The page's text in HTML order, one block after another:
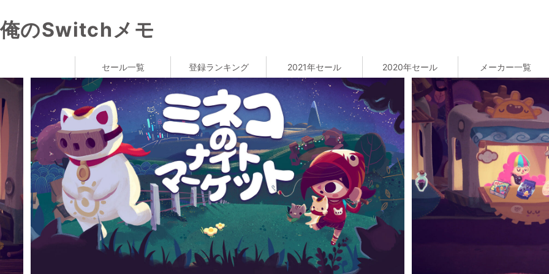
俺のSwitchメモ
セール一覧 登録ランキング 2021年セール 2020年セール メーカー一覧